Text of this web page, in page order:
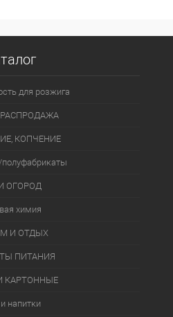
для розжига
КОПЧЕНИЕ
ОГОРОД
химия
И ОТДЫХ
ПИТАНИЯ
КАРТОННЫЕ
напитки